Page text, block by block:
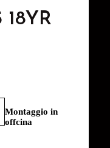
Montaggio in
offcina